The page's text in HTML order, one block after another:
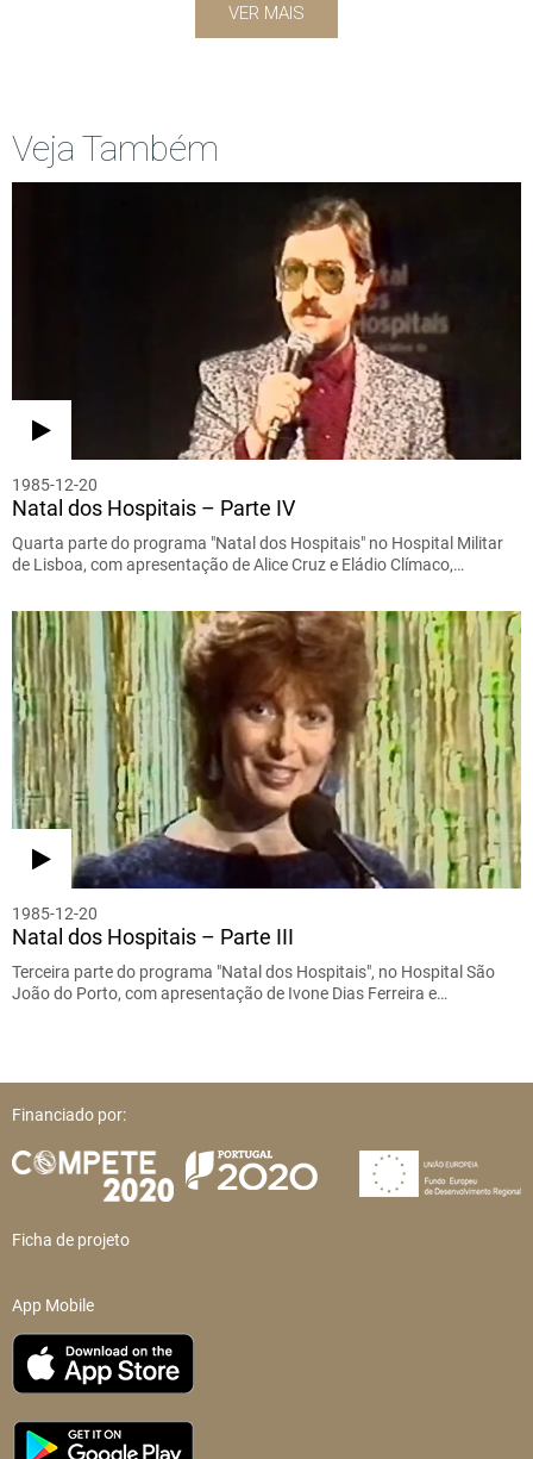
VER MAIS
Veja Também
1985-12-20
Natal dos Hospitais – Parte IV
Quarta parte do programa "Natal dos Hospitais" no Hospital Militar
de Lisboa, com apresentação de Alice Cruz e Eládio Clímaco,…
1985-12-20
Natal dos Hospitais – Parte III
Terceira parte do programa "Natal dos Hospitais", no Hospital São
João do Porto, com apresentação de Ivone Dias Ferreira e…
Financiado por:
Ficha de projeto
App Mobile